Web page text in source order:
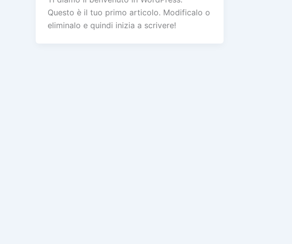
Questo è il tuo primo articolo. Modificalo o
eliminalo e quindi inizia a scrivere!